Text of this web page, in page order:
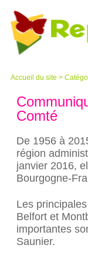
Accueil du site >
Comté
De 1956 à
région
janvier 2016,
Bourgogne-
Les
Belfort et
importantes
Saunier.